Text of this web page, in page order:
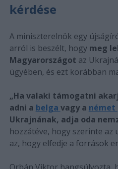
kérdése
A miniszterelnök egy
arról is beszélt, hogy meg
Magyarországot az
ügyében, és ezt korábban
„Ha valaki támogatni
adni a belga vagy a német
Ukrajnának, adja oda
hozzátéve, hogy szerinte az
az, hogy elfedje a források
Orbán Viktor hangsúlyozta,